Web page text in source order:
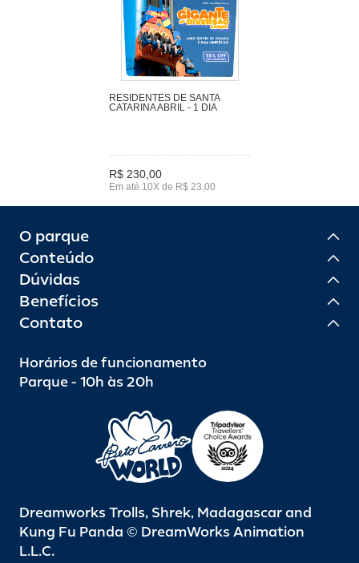
RESIDENTES DE SANTA
CATARINA ABRIL - 1 DIA
R$ 230,00
Em até 10X de R$ 23,00
O parque
Conteúdo
Dúvidas
Benefícios
Contato
Horários de funcionamento
Parque - 10h às 20h
Dreamworks Trolls, Shrek, Madagascar and
Kung Fu Panda © DreamWorks Animation
L.L.C.